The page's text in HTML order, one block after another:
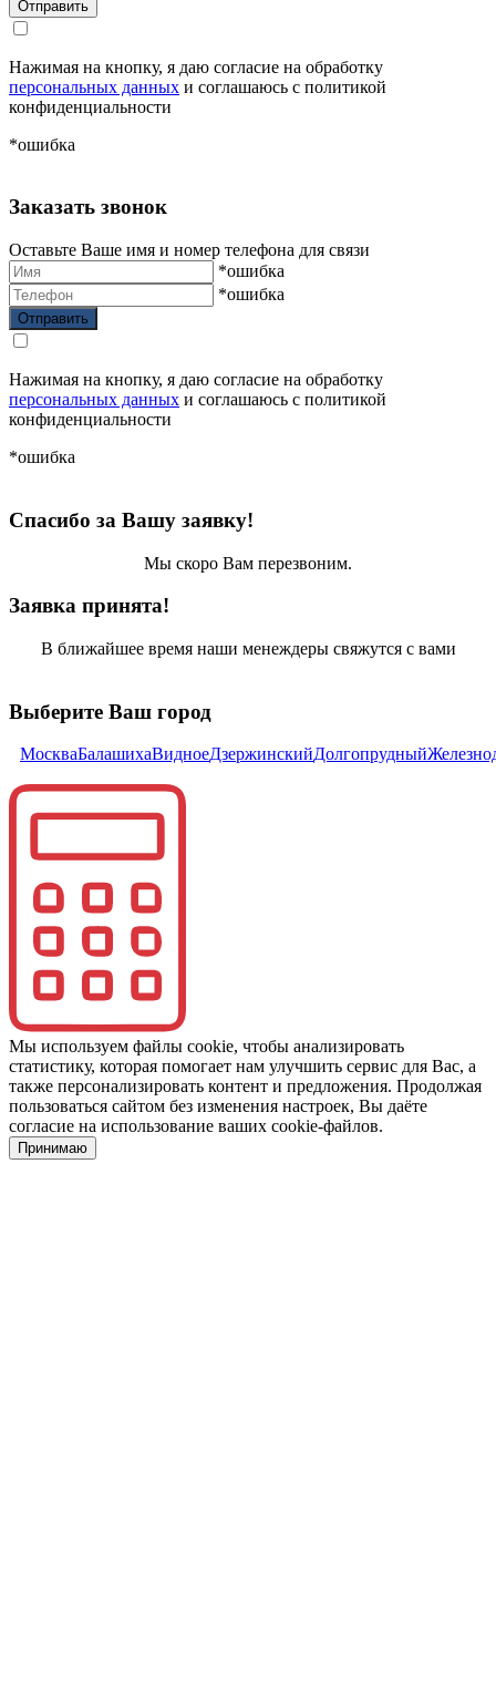
Нажимая на кнопку, я даю согласие на обработку
персональных данных и соглашаюсь с политикой
конфиденциальности
*ошибка
Заказать звонок
Оставьте Ваше имя и номер телефона для связи
*ошибка
*ошибка
Нажимая на кнопку, я даю согласие на обработку
персональных данных и соглашаюсь с политикой
конфиденциальности
*ошибка
Спасибо за Вашу заявку!
Мы скоро Вам перезвоним.
Заявка принята!
В ближайшее время наши менеждеры свяжутся с вами
Выберите Ваш город
МоскваБалашихаВидноеДзержинскийДолгопрудный
Мы используем файлы cookie, чтобы анализировать
статистику, которая помогает нам улучшить сервис для Вас, а
также персонализировать контент и предложения. Продолжая
пользоваться сайтом без изменения настроек, Вы даёте
согласие на использование ваших cookie-файлов.
Принимаю